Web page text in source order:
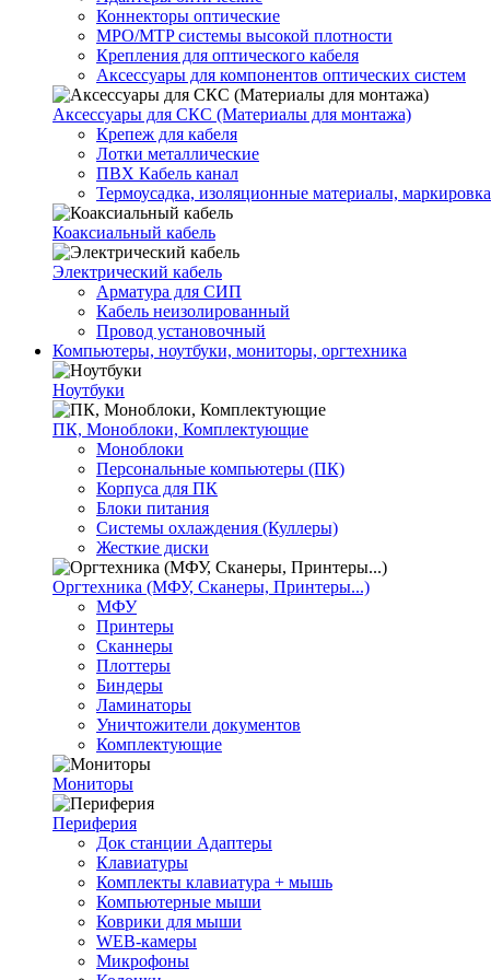
Коннекторы оптические
MPO/MTP системы высокой плотности
Крепления для оптического кабеля
Аксессуары для компонентов оптических систем
Аксессуары для СКС (Материалы для монтажа)
Крепеж для кабеля
Лотки металлические
ПВХ Кабель канал
Термоусадка, изоляционные материалы, маркировка
Коаксиальный кабель
Электрический кабель
Арматура для СИП
Кабель неизолированный
Провод установочный
Компьютеры, ноутбуки, мониторы, оргтехника
Ноутбуки
ПК, Моноблоки, Комплектующие
Моноблоки
Персональные компьютеры (ПК)
Корпуса для ПК
Блоки питания
Системы охлаждения (Куллеры)
Жесткие диски
Оргтехника (МФУ, Сканеры, Принтеры...)
МФУ
Принтеры
Сканнеры
Плоттеры
Биндеры
Ламинаторы
Уничтожители документов
Комплектующие
Мониторы
Периферия
Док станции Адаптеры
Клавиатуры
Комплекты клавиатура + мышь
Компьютерные мыши
Коврики для мыши
WEB-камеры
Микрофоны